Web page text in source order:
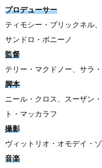
プロデューサー
ティモシー・ブリックネル
サンドロ・ボニーノ
監督
テリー・マクドノー、サラ
脚本
ニール・クロス、スーザン
ト・マッカラフ
撮影
ヴィットリオ・オモデイ・
音楽